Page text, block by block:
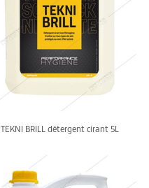
TEKNI BRILL détergent cirant 5L